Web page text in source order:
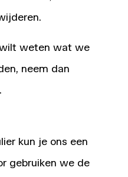
weten wat we
neem dan
kun je ons een
gebruiken we de